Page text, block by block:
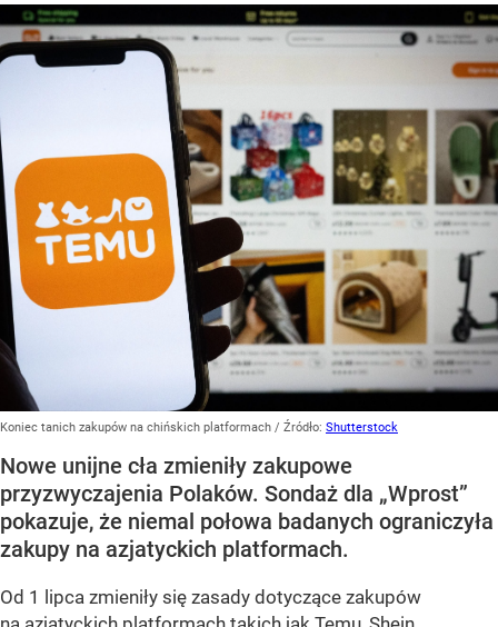
Koniec tanich zakupów na chińskich platformach / Źródło: Shutterstock
Nowe unijne cła zmieniły zakupowe
przyzwyczajenia Polaków. Sondaż dla „Wprost”
pokazuje, że niemal połowa badanych ograniczyła
zakupy na azjatyckich platformach.
Od 1 lipca zmieniły się zasady dotyczące zakupów